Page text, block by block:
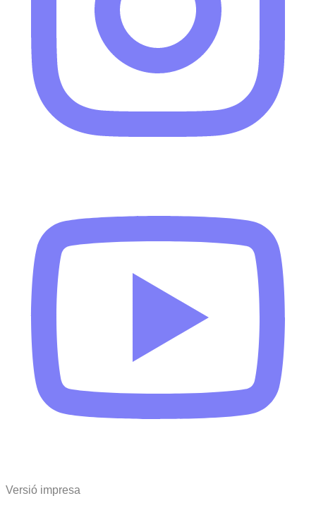
Versió impresa